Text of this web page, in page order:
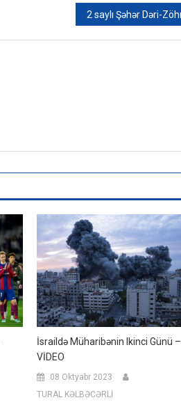
İsraildə Müharibənin Ikinci Günü –
VİDEO
08 Oktyabr 2023
TURAL KƏLBƏCƏRLİ